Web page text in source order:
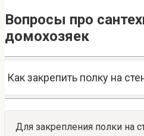
Вопросы про
домохозяек
Как закрепить полку на
Для закрепления полки на